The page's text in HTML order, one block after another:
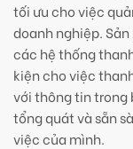
tối ưu cho việc
doanh nghiệp.
các hệ thống
kiện cho việc
với thông tin trong
tổng quát và sẵn
việc của mình.